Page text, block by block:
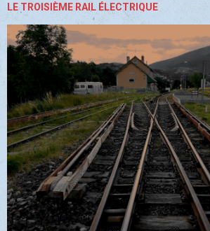
LE TROISIÈME RAIL ÉLECTRIQUE